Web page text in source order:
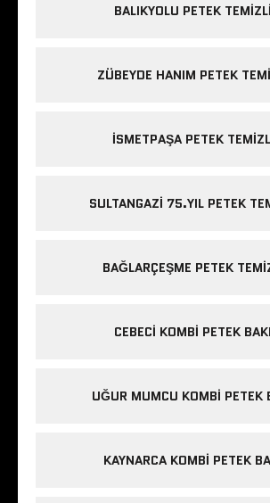
BALIKYOLU PETEK
ZÜBEYDE HANIM PETEK
ISMETPAŞA PETEK
SULTANGAZI 75.YIL PETEK
BAĞLARÇEŞME PETEK
CEBECI KOMBI PETEK
UĞUR MUMCU KOMBI PETEK
KAYNARCA KOMBI PETEK